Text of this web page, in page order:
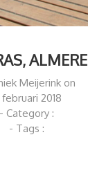
ALMERE
Meijerink on
februari 2018
- Category :
- Tags :